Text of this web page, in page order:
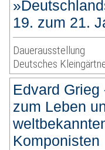
19. zum 21.
Dauerausstellung
Deutsches
Edvard
zum Leben
Komponisten